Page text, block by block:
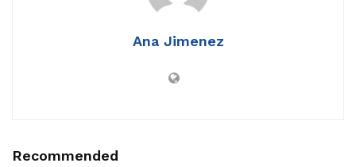
Ana Jimenez
Recommended